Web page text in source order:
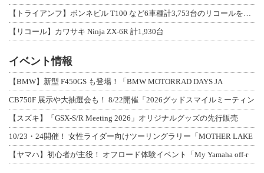
【リコール】カワサキ Ninja ZX-6R 計1,930台
イベント情報
【BMW】新型 F450GS も登場！「BMW MOTORRAD DAYS JA
CB750F 展示や大抽選会も！ 8/22開催「2026グッドスマイルミーティン
【スズキ】「GSX-S/R Meeting 2026」オリジナルグッズの先行販売
10/23・24開催！ 女性ライダー向けツーリングラリー「MOTHER LAKE
【ヤマハ】初心者が主役！ オフロード体験イベント「My Yamaha off-r